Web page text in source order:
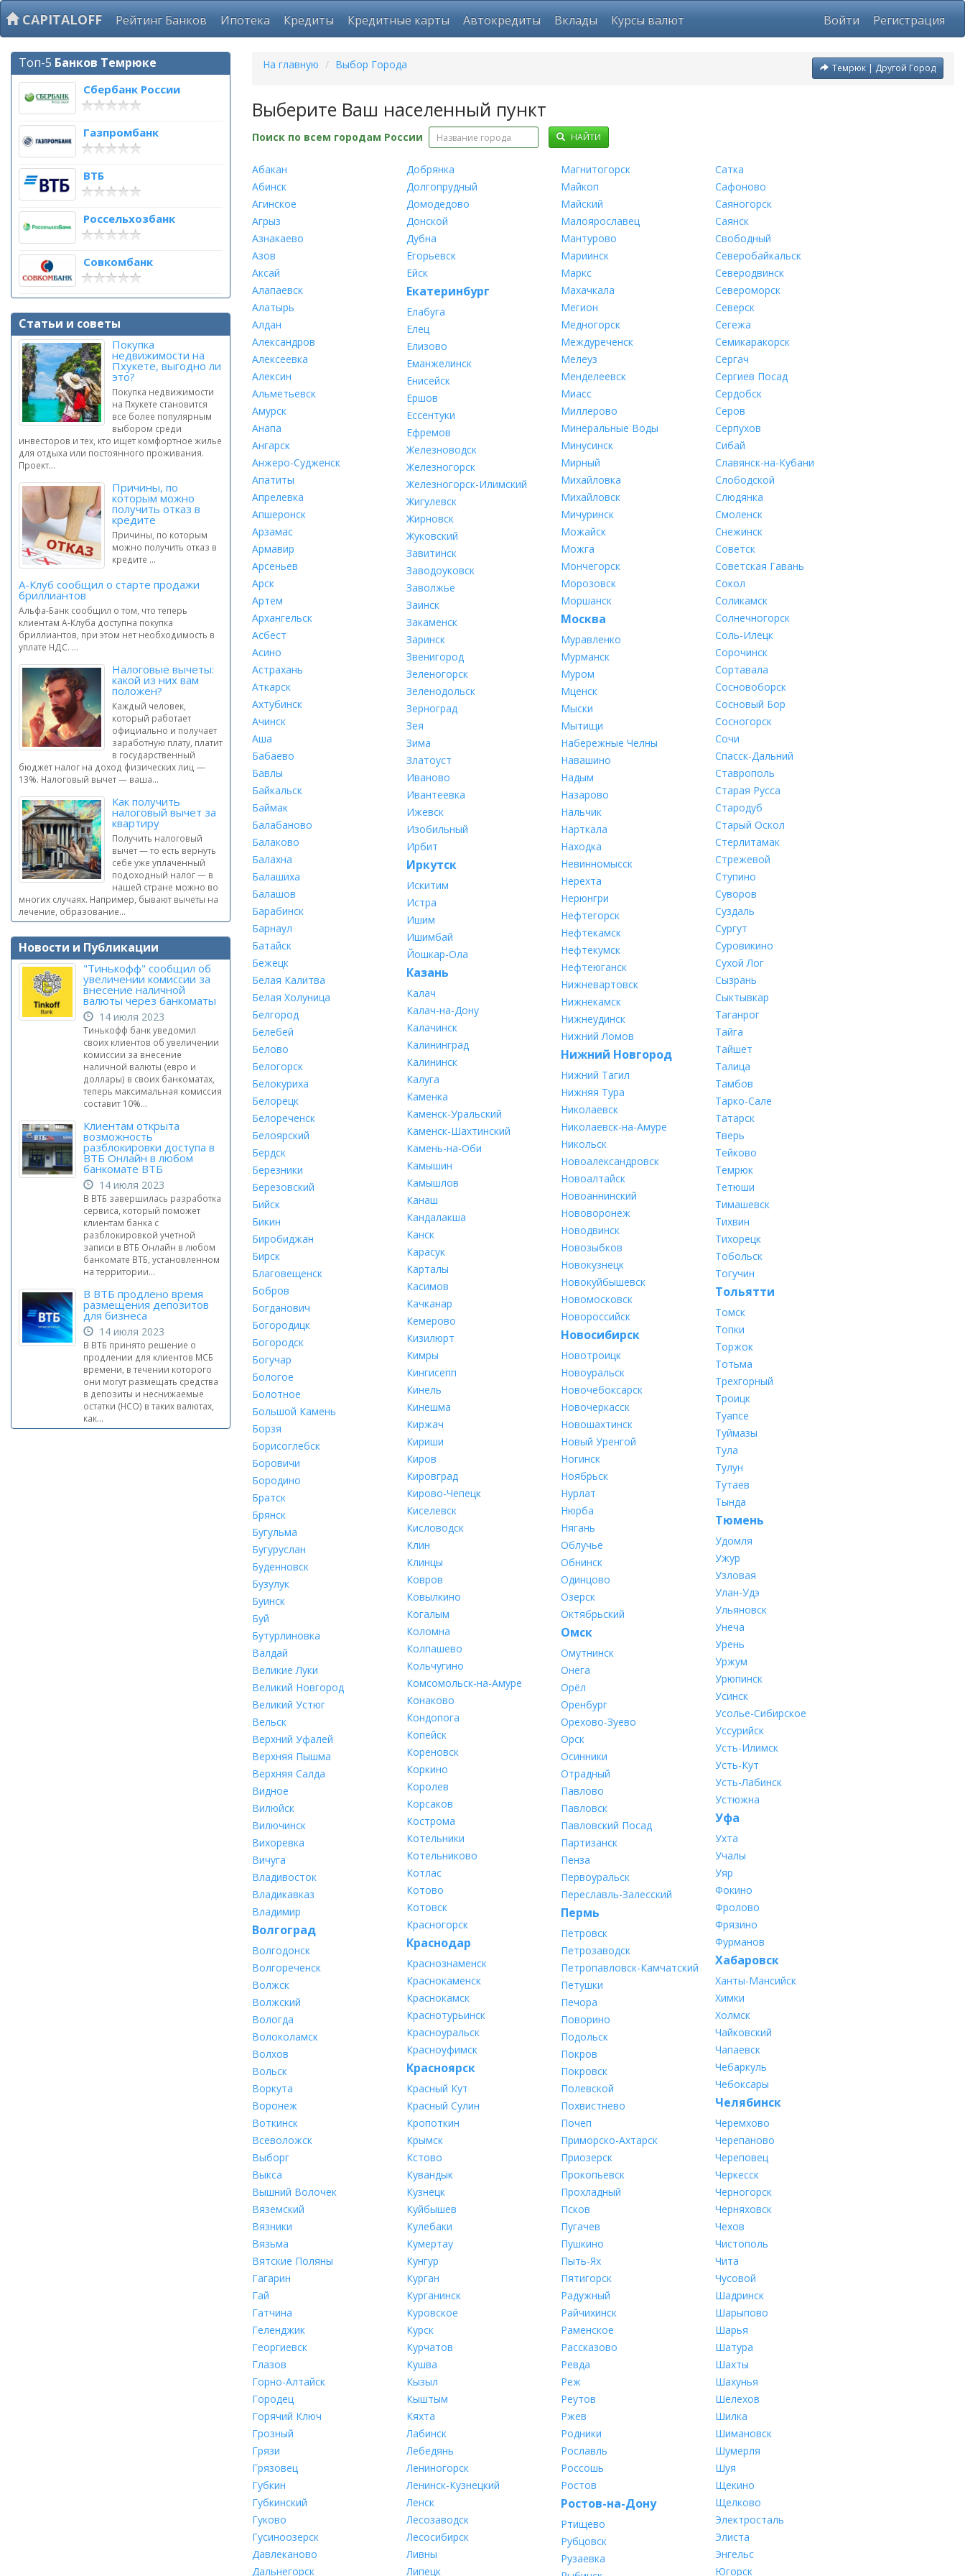
CAPITALOFF Рейтинг Банков Ипотека Кредиты Кредитные карты Автокредиты Вклады Курсы валют Войти Регистрация
Топ-5 Банков Темрюке
Сбербанк России
Газпромбанк
ВТБ
Россельхозбанк
Совкомбанк
Статьи и советы
Покупка
недвижимости на
Пхукете, выгодно ли
это?
Покупка недвижимости
на Пхукете становится
все более популярным
выбором среди
инвесторов и тех, кто ищет комфортное жилье
для отдыха или постоянного проживания.
Проект...
Причины, по
которым можно
получить отказ в
кредите
Причины, по которым
можно получить отказ в
кредите ...
А-Клуб сообщил о старте продажи
бриллиантов
Альфа-Банк сообщил о том, что теперь
клиентам А-Клуба доступна покупка
бриллиантов, при этом нет необходимость в
уплате НДС. ...
Налоговые вычеты:
какой из них вам
положен?
Каждый человек,
который работает
официально и получает
заработную плату, платит
в государственный
бюджет налог на доход физических лиц —
13%. Налоговый вычет — ваша...
Как получить
налоговый вычет за
квартиру
Получить налоговый
вычет — то есть вернуть
себе уже уплаченный
подоходный налог — в
нашей стране можно во
многих случаях. Например, бывают вычеты на
лечение, образование...
Новости и Публикации
"Тинькофф" сообщил об
увеличении комиссии за
внесение наличной
валюты через банкоматы
14 июля 2023
Тинькофф банк уведомил
своих клиентов об увеличении
комиссии за внесение
наличной валюты (евро и
доллары) в своих банкоматах,
теперь максимальная комиссия
составит 10%...
Клиентам открыта
возможность
разблокировки доступа в
ВТБ Онлайн в любом
банкомате ВТБ
14 июля 2023
В ВТБ завершилась разработка
сервиса, который поможет
клиентам банка с
разблокировкой учетной
записи в ВТБ Онлайн в любом
банкомате ВТБ, установленном
на территории...
В ВТБ продлено время
размещения депозитов
для бизнеса
14 июля 2023
В ВТБ принято решение о
продлении для клиентов МСБ
времени, в течении которого
они могут размещать средства
в депозиты и неснижаемые
остатки (НСО) в таких валютах,
как...
Темрюк | Другой Город
На главную / Выбор Города
Выберите Ваш населенный пункт
Поиск по всем городам России НАЙТИ
Абакан
Абинск
Агинское
Агрыз
Азнакаево
Азов
Аксай
Алапаевск
Алатырь
Алдан
Александров
Алексеевка
Алексин
Альметьевск
Амурск
Анапа
Ангарск
Анжеро-Судженск
Апатиты
Апрелевка
Апшеронск
Арзамас
Армавир
Арсеньев
Арск
Артем
Архангельск
Асбест
Асино
Астрахань
Аткарск
Ахтубинск
Ачинск
Аша
Бабаево
Бавлы
Байкальск
Баймак
Балабаново
Балаково
Балахна
Балашиха
Балашов
Барабинск
Барнаул
Батайск
Бежецк
Белая Калитва
Белая Холуница
Белгород
Белебей
Белово
Белогорск
Белокуриха
Белорецк
Белореченск
Белоярский
Бердск
Березники
Березовский
Бийск
Бикин
Биробиджан
Бирск
Благовещенск
Бобров
Богданович
Богородицк
Богородск
Богучар
Бологое
Болотное
Большой Камень
Борзя
Борисоглебск
Боровичи
Бородино
Братск
Брянск
Бугульма
Бугуруслан
Буденновск
Бузулук
Буинск
Буй
Бутурлиновка
Валдай
Великие Луки
Великий Новгород
Великий Устюг
Вельск
Верхний Уфалей
Верхняя Пышма
Верхняя Салда
Видное
Вилюйск
Вилючинск
Вихоревка
Вичуга
Владивосток
Владикавказ
Владимир
Волгоград
Волгодонск
Волгореченск
Волжск
Волжский
Вологда
Волоколамск
Волхов
Вольск
Воркута
Воронеж
Воткинск
Всеволожск
Выборг
Выкса
Вышний Волочек
Вяземский
Вязники
Вязьма
Вятские Поляны
Гагарин
Гай
Гатчина
Геленджик
Георгиевск
Глазов
Горно-Алтайск
Городец
Горячий Ключ
Грозный
Грязи
Грязовец
Губкин
Губкинский
Гуково
Гусиноозерск
Давлеканово
Дальнегорск
Добрянка
Долгопрудный
Домодедово
Донской
Дубна
Егорьевск
Ейск
Екатеринбург
Елабуга
Елец
Елизово
Еманжелинск
Енисейск
Ершов
Ессентуки
Ефремов
Железноводск
Железногорск
Железногорск-Илимский
Жигулевск
Жирновск
Жуковский
Завитинск
Заводоуковск
Заволжье
Заинск
Закаменск
Заринск
Звенигород
Зеленогорск
Зеленодольск
Зерноград
Зея
Зима
Златоуст
Иваново
Ивантеевка
Ижевск
Изобильный
Ирбит
Иркутск
Искитим
Истра
Ишим
Ишимбай
Йошкар-Ола
Казань
Калач
Калач-на-Дону
Калачинск
Калининград
Калининск
Калуга
Каменка
Каменск-Уральский
Каменск-Шахтинский
Камень-на-Оби
Камышин
Камышлов
Канаш
Кандалакша
Канск
Карасук
Карталы
Касимов
Качканар
Кемерово
Кизилюрт
Кимры
Кингисепп
Кинель
Кинешма
Киржач
Кириши
Киров
Кировград
Кирово-Чепецк
Киселевск
Кисловодск
Клин
Клинцы
Ковров
Ковылкино
Когалым
Коломна
Колпашево
Кольчугино
Комсомольск-на-Амуре
Конаково
Кондопога
Копейск
Кореновск
Коркино
Королев
Корсаков
Кострома
Котельники
Котельниково
Котлас
Котово
Котовск
Красногорск
Краснодар
Краснознаменск
Краснокаменск
Краснокамск
Краснотурьинск
Красноуральск
Красноуфимск
Красноярск
Красный Кут
Красный Сулин
Кропоткин
Крымск
Кстово
Кувандык
Кузнецк
Куйбышев
Кулебаки
Кумертау
Кунгур
Курган
Курганинск
Куровское
Курск
Курчатов
Кушва
Кызыл
Кыштым
Кяхта
Лабинск
Лебедянь
Лениногорск
Ленинск-Кузнецкий
Ленск
Лесозаводск
Лесосибирск
Ливны
Липецк
Магнитогорск
Майкоп
Майский
Малоярославец
Мантурово
Мариинск
Маркс
Махачкала
Мегион
Медногорск
Междуреченск
Мелеуз
Менделеевск
Миасс
Миллерово
Минеральные Воды
Минусинск
Мирный
Михайловка
Михайловск
Мичуринск
Можайск
Можга
Мончегорск
Морозовск
Моршанск
Москва
Муравленко
Мурманск
Муром
Мценск
Мыски
Мытищи
Набережные Челны
Навашино
Надым
Назарово
Нальчик
Нарткала
Находка
Невинномысск
Нерехта
Нерюнгри
Нефтегорск
Нефтекамск
Нефтекумск
Нефтеюганск
Нижневартовск
Нижнекамск
Нижнеудинск
Нижний Ломов
Нижний Новгород
Нижний Тагил
Нижняя Тура
Николаевск
Николаевск-на-Амуре
Никольск
Новоалександровск
Новоалтайск
Новоаннинский
Нововоронеж
Новодвинск
Новозыбков
Новокузнецк
Новокуйбышевск
Новомосковск
Новороссийск
Новосибирск
Новотроицк
Новоуральск
Новочебоксарск
Новочеркасск
Новошахтинск
Новый Уренгой
Ногинск
Ноябрьск
Нурлат
Нюрба
Нягань
Облучье
Обнинск
Одинцово
Озерск
Октябрьский
Омск
Омутнинск
Онега
Орёл
Оренбург
Орехово-Зуево
Орск
Осинники
Отрадный
Павлово
Павловск
Павловский Посад
Партизанск
Пенза
Первоуральск
Переславль-Залесский
Пермь
Петровск
Петрозаводск
Петропавловск-Камчатский
Петушки
Печора
Поворино
Подольск
Покров
Покровск
Полевской
Похвистнево
Почеп
Приморско-Ахтарск
Приозерск
Прокопьевск
Прохладный
Псков
Пугачев
Пушкино
Пыть-Ях
Пятигорск
Радужный
Райчихинск
Раменское
Рассказово
Ревда
Реж
Реутов
Ржев
Родники
Рославль
Россошь
Ростов
Ростов-на-Дону
Ртищево
Рубцовск
Рузаевка
Сатка
Сафоново
Саяногорск
Саянск
Свободный
Северобайкальск
Северодвинск
Североморск
Северск
Сегежа
Семикаракорск
Сергач
Сергиев Посад
Сердобск
Серов
Серпухов
Сибай
Славянск-на-Кубани
Слободской
Слюдянка
Смоленск
Снежинск
Советск
Советская Гавань
Сокол
Соликамск
Солнечногорск
Соль-Илецк
Сорочинск
Сортавала
Сосновоборск
Сосновый Бор
Сосногорск
Сочи
Спасск-Дальний
Ставрополь
Старая Русса
Стародуб
Старый Оскол
Стерлитамак
Стрежевой
Ступино
Суворов
Суздаль
Сургут
Суровикино
Сухой Лог
Сызрань
Сыктывкар
Таганрог
Тайга
Тайшет
Талица
Тамбов
Тарко-Сале
Татарск
Тверь
Тейково
Темрюк
Тетюши
Тимашевск
Тихвин
Тихорецк
Тобольск
Тогучин
Тольятти
Томск
Топки
Торжок
Тотьма
Трехгорный
Троицк
Туапсе
Туймазы
Тула
Тулун
Тутаев
Тында
Тюмень
Удомля
Ужур
Узловая
Улан-Удэ
Ульяновск
Унеча
Урень
Уржум
Урюпинск
Усинск
Усолье-Сибирское
Уссурийск
Усть-Илимск
Усть-Кут
Усть-Лабинск
Устюжна
Уфа
Ухта
Учалы
Уяр
Фокино
Фролово
Фрязино
Фурманов
Хабаровск
Ханты-Мансийск
Химки
Холмск
Чайковский
Чапаевск
Чебаркуль
Чебоксары
Челябинск
Черемхово
Черепаново
Череповец
Черкесск
Черногорск
Черняховск
Чехов
Чистополь
Чита
Чусовой
Шадринск
Шарыпово
Шарья
Шатура
Шахты
Шахунья
Шелехов
Шилка
Шимановск
Шумерля
Шуя
Щекино
Щелково
Электросталь
Элиста
Энгельс
Югорск